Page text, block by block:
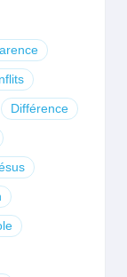
Différence